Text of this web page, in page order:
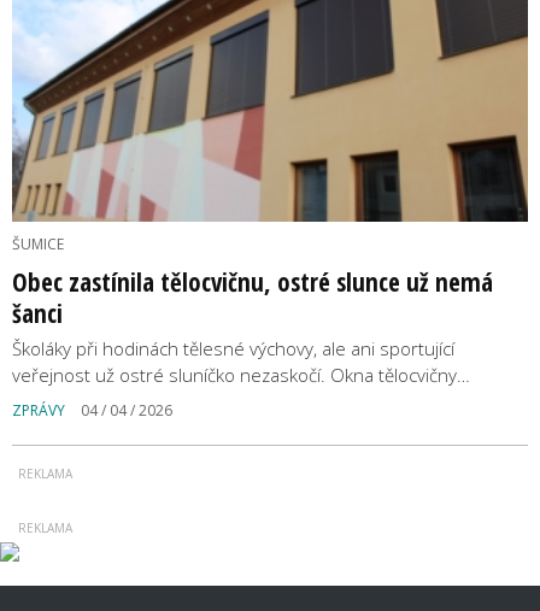
ŠUMICE
Obec zastínila tělocvičnu, ostré slunce už nemá
šanci
Školáky při hodinách tělesné výchovy, ale ani sportující
veřejnost už ostré sluníčko nezaskočí. Okna tělocvičny…
ZPRÁVY 04 / 04 / 2026